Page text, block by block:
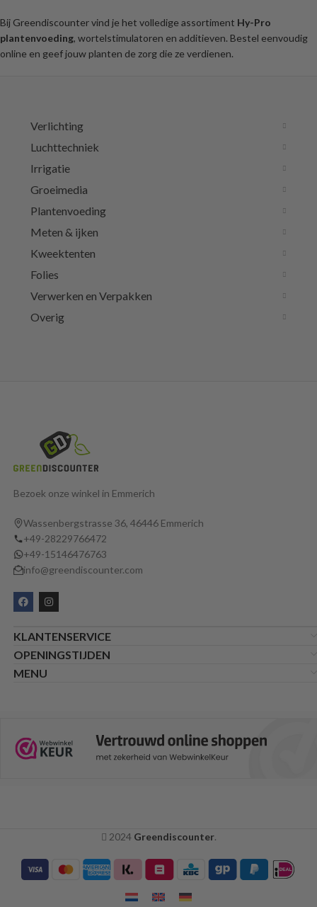
Bij Greendiscounter vind je het volledige assortiment Hy-Pro
plantenvoeding, wortelstimulatoren en additieven. Bestel eenvoudig
online en geef jouw planten de zorg die ze verdienen.
Verlichting
Luchttechniek
Irrigatie
Groeimedia
Plantenvoeding
Meten & ijken
Kweektenten
Folies
Verwerken en Verpakken
Overig
Bezoek onze winkel in Emmerich
Wassenbergstrasse 36, 46446 Emmerich
+49-28229766472
+49-15146476763
info@greendiscounter.com
KLANTENSERVICE
OPENINGSTIJDEN
MENU
2024 Greendiscounter.